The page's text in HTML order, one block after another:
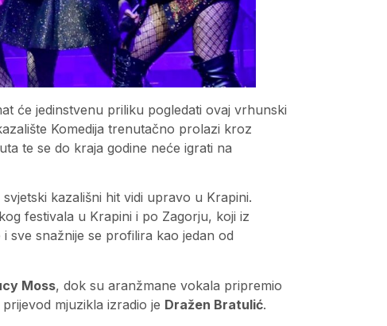
će jedinstvenu priliku pogledati ovaj vrhunski
Komedija trenutačno prolazi kroz
te se do kraja godine neće igrati na
kazališni hit vidi upravo u Krapini.
festivala u Krapini i po Zagorju, koji iz
sve snažnije se profilira kao jedan od
Moss, dok su aranžmane vokala pripremio
mjuzikla izradio je Dražen Bratulić.